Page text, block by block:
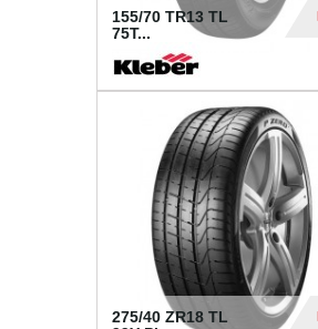
155/70 TR13 TL
75T...
275/40 ZR18 TL